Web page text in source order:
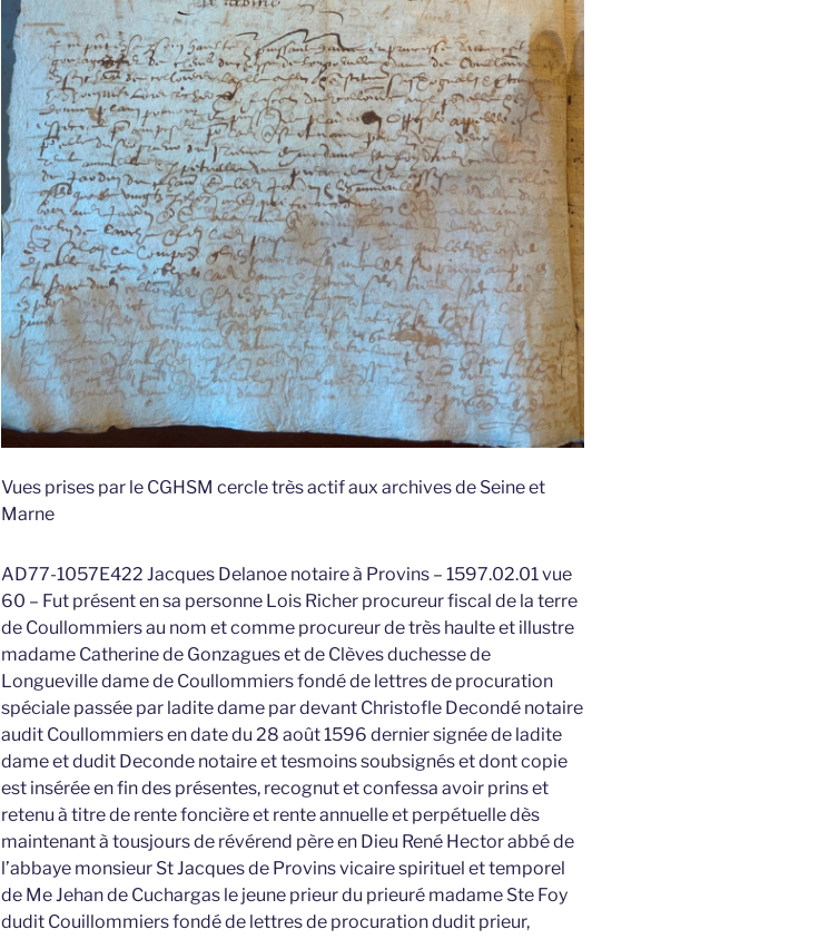
Vues prises par le CGHSM cercle très actif aux archives de Seine et
Marne
AD77-1057E422 Jacques Delanoe notaire à Provins – 1597.02.01 vue
60 – Fut présent en sa personne Lois Richer procureur fiscal de la terre
de Coullommiers au nom et comme procureur de très haulte et illustre
madame Catherine de Gonzagues et de Clèves duchesse de
Longueville dame de Coullommiers fondé de lettres de procuration
spéciale passée par ladite dame par devant Christofle Decondé notaire
audit Coullommiers en date du 28 août 1596 dernier signée de ladite
dame et dudit Deconde notaire et tesmoins soubsignés et dont copie
est insérée en fin des présentes, recognut et confessa avoir prins et
retenu à titre de rente foncière et rente annuelle et perpétuelle dès
maintenant à tousjours de révérend père en Dieu René Hector abbé de
l’abbaye monsieur St Jacques de Provins vicaire spirituel et temporel
de Me Jehan de Cuchargas le jeune prieur du prieuré madame Ste Foy
dudit Couillommiers fondé de lettres de procuration dudit prieur,